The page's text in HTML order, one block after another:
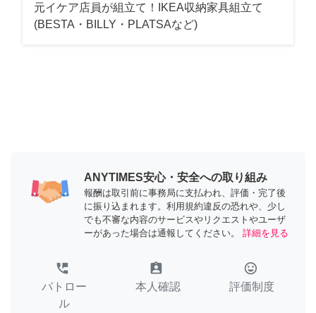
元イケア店員が組立て！IKEA収納家具組立て
(BESTA・BILLY・PLATSAなど)
ANYTIMES安心・安全への取り組み
報酬は取引前に事務局に支払われ、評価・完了後
に振り込まれます。利用規約違反の恐れや、少し
でも不審な内容のサービスやリクエストやユーザ
ーがあった場合は通報してください。
詳細を見る
perm_phone_msg
パトロー
ル
assignment_ind
本人確認
tag_faces
評価制度